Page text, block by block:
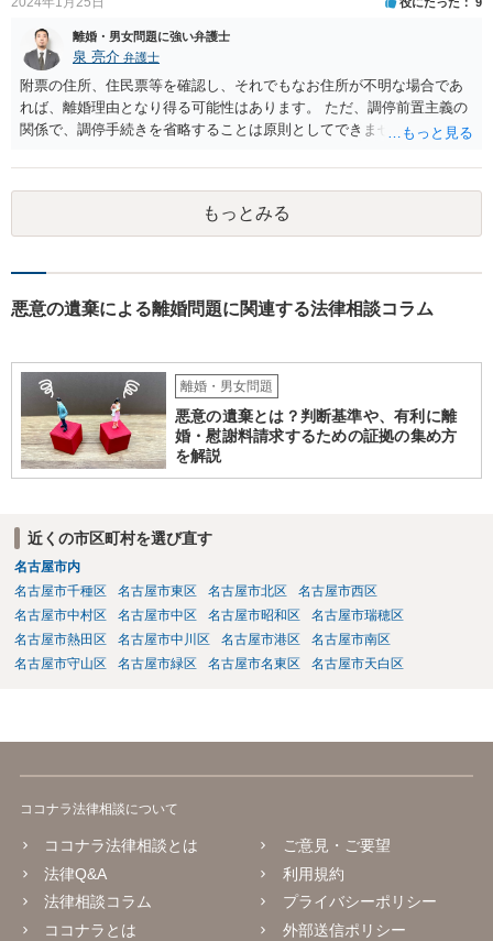
ると主張立証することは困難でしょう。 収入次第でご自身が支払いを
することになる可能性はあります。 物品のやりとりに関してはご自身
による交渉ができていない状態ですので、 婚費の調停の際にお話をさ
れるか、調停外で代理人をたてるなどして交渉を検討されるとよいで
しょう。
離婚・男女問題に強い弁護士
泉 亮介 弁護士
附票の住所、住民票等を確認し、それでもなお住所が不明な場合であ
れば、離婚理由となり得る可能性はあります。 ただ、調停前置主義の
関係で、調停手続きを省略することは原則としてできません。また、
を考える必要があるでしょう。 ご自身で対応が難しければ弁護士を立
てた方が良いかと思われます。 調停においては、相手と直接会うとい
うことは基本的にないため、代理人とご本人と裁判所で話をしていく
形となります。
もっとみる
悪意の遺棄による離婚問題に関連する法律相談コラム
離婚・男女問題
悪意の遺棄とは？判断基準や、有利に離
婚・慰謝料請求するための証拠の集め方
を解説
近くの市区町村を選び直す
名古屋市内
名古屋市千種区
名古屋市東区 名古屋市北区
名古屋市西区
名古屋市中村区
名古屋市中区 名古屋市昭和区
名古屋市瑞穂区
名古屋市熱田区
名古屋市中川区 名古屋市港区
名古屋市南区
名古屋市守山区
名古屋市緑区 名古屋市名東区 名古屋市天白区
ココナラ法律相談について
ココナラ法律相談とは
法律Q&A
法律相談コラム
ココナラとは
ご意見・ご要望
利用規約
プライバシーポリシー
外部送信ポリシー